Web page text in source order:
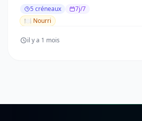
5 créneaux
7j/7
🍽️ Nourri
il y a 1 mois